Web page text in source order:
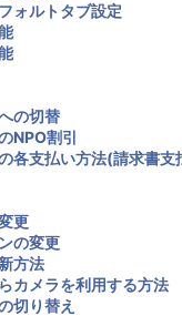
ォルトタブ設定
の切替
NPO割引
各支払い方法(請求書支
更
の変更
方法
カメラを利用する方法
切り替え